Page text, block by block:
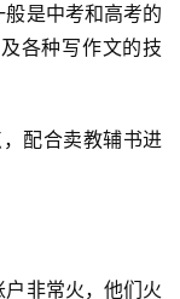
是中考和高考的
各种写作文的技
配合卖教辅书进
非常火，他们火